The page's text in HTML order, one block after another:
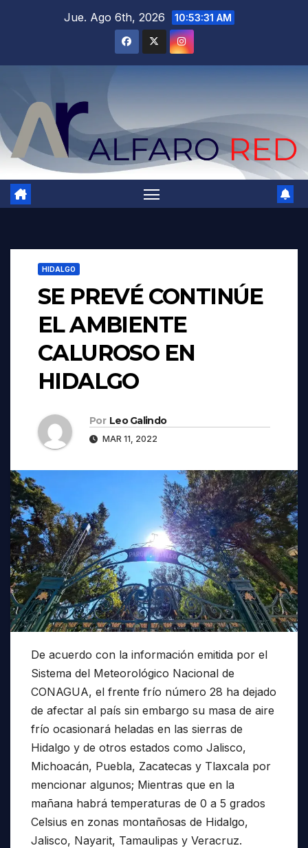
Jue. Ago 6th, 2026 10:53:32 AM
HIDALGO
SE PREVÉ CONTINÚE
EL AMBIENTE
CALUROSO EN
HIDALGO
Por Leo Galindo
MAR 11, 2022
De acuerdo con la información emitida por el
Sistema del Meteorológico Nacional de
CONAGUA, el frente frío número 28 ha dejado
de afectar al país sin embargo su masa de aire
frío ocasionará heladas en las sierras de
Hidalgo y de otros estados como Jalisco,
Michoacán, Puebla, Zacatecas y Tlaxcala por
mencionar algunos; Mientras que en la
mañana habrá temperaturas de 0 a 5 grados
Celsius en zonas montañosas de Hidalgo,
Jalisco, Nayarit, Tamaulipas y Veracruz.